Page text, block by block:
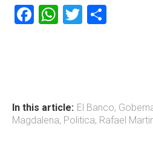
F
ok
W
p
p
T
tir
In this article: El Banco,
Magdalena, Politica, Rafael